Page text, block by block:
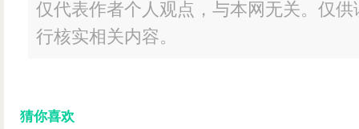
仅代表作者个人观点，与本网无关。仅
行核实相关内容。
猜你喜欢